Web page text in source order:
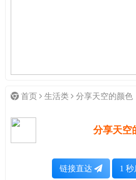
首页 生活类 分享天空的颜色
分享天空
链接直达 1 秒